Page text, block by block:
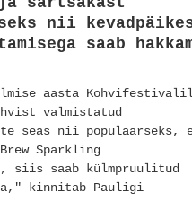
nii
saab
aasta
valmistatud
seas nii populaarseks,
Sparkling
siis saab külmpruulitud
kinnitab Pauligi